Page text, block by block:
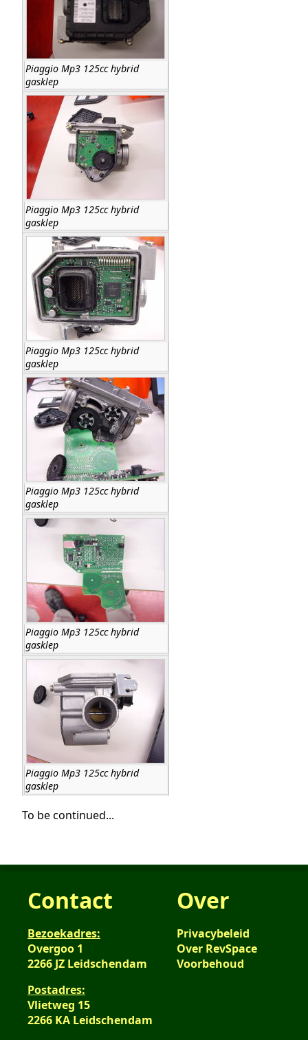
Piaggio Mp3 125cc hybrid
gasklep
Piaggio Mp3 125cc hybrid
gasklep
Piaggio Mp3 125cc hybrid
gasklep
Piaggio Mp3 125cc hybrid
gasklep
Piaggio Mp3 125cc hybrid
gasklep
Piaggio Mp3 125cc hybrid
gasklep
To be continued...
Contact
Bezoekadres:
Overgoo 1
2266 JZ Leidschendam
Postadres:
Vlietweg 15
2266 KA Leidschendam
Over
Privacybeleid
Over RevSpace
Voorbehoud